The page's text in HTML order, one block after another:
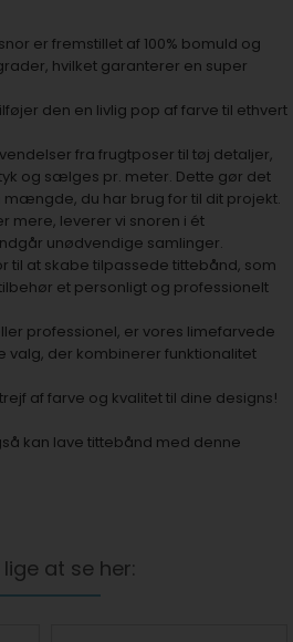
er fremstillet af 100% bomuld og
hvilket garanterer en super
den en livlig pop af farve til ethvert
fra frugtposer til tøj detaljer,
og sælges pr. meter. Dette gør det
du har brug for til dit projekt.
mere, leverer vi snoren i ét
unødvendige samlinger.
til at skabe tilpassede tittebånd, som
et personligt og professionelt
professionel, er vores limefarvede
valg, der kombinerer funktionalitet
af farve og kvalitet til dine designs!
kan lave tittebånd med denne
lige at se her: